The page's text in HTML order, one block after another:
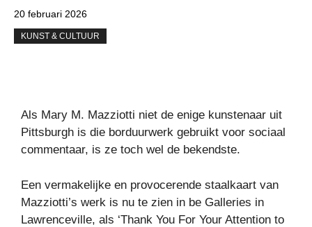
20 februari 2026
KUNST & CULTUUR
Als Mary M. Mazziotti niet de enige kunstenaar uit
Pittsburgh is die borduurwerk gebruikt voor sociaal
commentaar, is ze toch wel de bekendste.
Een vermakelijke en provocerende staalkaart van
Mazziotti’s werk is nu te zien in be Galleries in
Lawrenceville, als ‘Thank You For Your Attention to